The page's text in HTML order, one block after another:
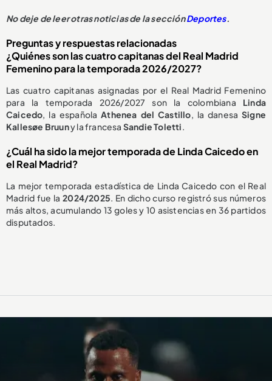
No deje de leer otras noticias de la secciónDeportes.
Preguntas y respuestas relacionadas
¿Quiénes son las cuatro capitanas del Real Madrid
Femenino para la temporada 2026/2027?
Las cuatro capitanas asignadas por el Real Madrid Femenino
para la temporada 2026/2027 son la colombiana Linda
Caicedo, la españolaAthenea del Castillo, la danesa Signe
Kallesøe Bruuny la francesa Sandie Toletti.
¿Cuál ha sido la mejor temporada de Linda Caicedo en
el Real Madrid?
La mejor temporada estadística de Linda Caicedo con el Real
Madrid fue la2024/2025. En dicho curso registró sus números
más altos, acumulando 13 goles y 10 asistencias en 36 partidos
disputados.